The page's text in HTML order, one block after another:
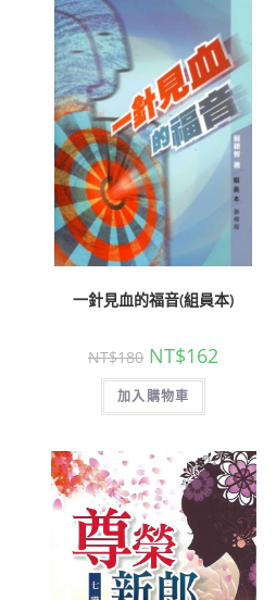
一針見血的福音(組員本)
NT$180 NT$162
加入購物車